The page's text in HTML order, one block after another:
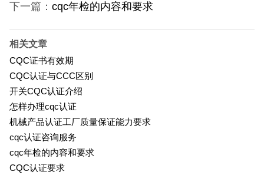
下一篇： cqc年检的内容和要求
相关文章
CQC证书有效期
CQC认证与CCC区别
开关CQC认证介绍
怎样办理cqc认证
机械产品认证工厂质量保证能力要求
cqc认证咨询服务
cqc年检的内容和要求
CQC认证要求